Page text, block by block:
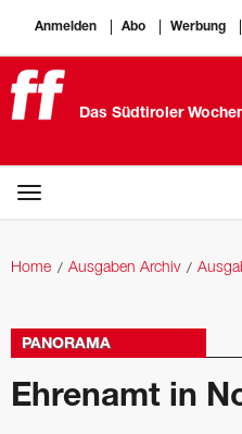
Anmelden Abo Werbung
Das Südtiroler
Home Ausgaben Archiv
PANORAMA
Ehrenamt in